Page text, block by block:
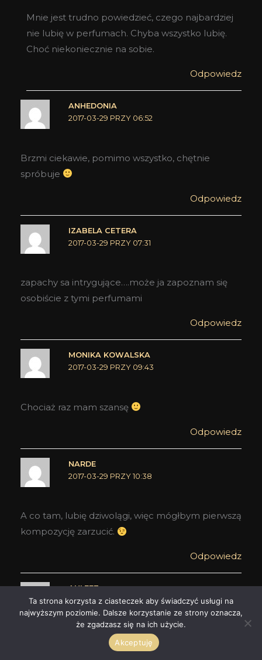
Mnie jest trudno powiedzieć, czego najbardziej
nie lubię w perfumach. Chyba wszystko lubię.
Choć niekoniecznie na sobie.
Odpowiedz
ANHEDONIA
2017-03-29 PRZY 06:52
Brzmi ciekawie, pomimo wszystko, chętnie
spróbuje
Odpowiedz
IZABELA CETERA
2017-03-29 PRZY 07:31
zapachy sa intrygujące….może ja zapoznam się
osobiście z tymi perfumami
Odpowiedz
MONIKA KOWALSKA
2017-03-29 PRZY 09:43
Chociaż raz mam szansę
Odpowiedz
NARDE
2017-03-29 PRZY 10:38
A co tam, lubię dziwolągi, więc mógłbym pierwszą
kompozycję zarzucić.
Odpowiedz
ANLEEZ
2017-03-29 PRZY 11:30
Zgłaszam i ja chęć poznania i przetestowania na
Ta strona korzysta z ciasteczek aby świadczyć usługi na
najwyższym poziomie. Dalsze korzystanie ze strony oznacza,
że zgadzasz się na ich użycie.
Akceptuję